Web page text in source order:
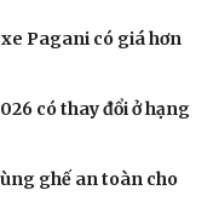
Pagani có giá hơn
có thay đổi ở hạng
ghế an toàn cho